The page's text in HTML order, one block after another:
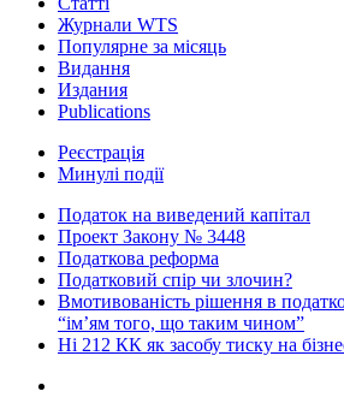
Журнали WTS
Популярне за місяць
Видання
Издания
Publications
Реєстрація
Минулі події
Податок на виведений капітал
Проект Закону № 3448
Податкова реформа
Податковий спір чи злочин?
Вмотивованість рішення в
“ім’ям того, що таким чином”
Ні 212 КК як засобу тиску на